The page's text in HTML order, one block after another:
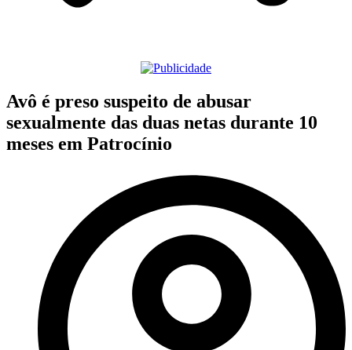
Avô é preso suspeito de abusar
sexualmente das duas netas durante 10
meses em Patrocínio